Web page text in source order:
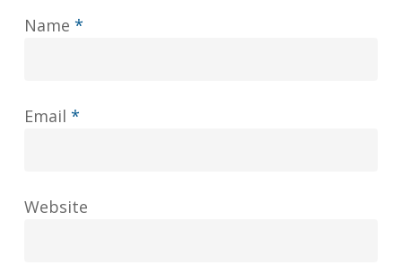
Name *
Email *
Website